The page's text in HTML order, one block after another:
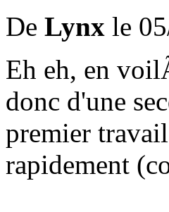
De Lynx le
Eh eh, en
donc d'une
premier
rapidement